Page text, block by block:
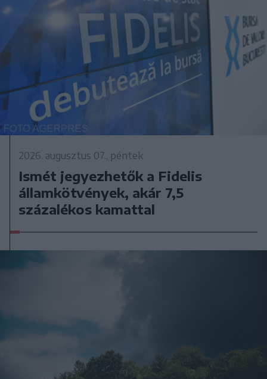
2026. augusztus 07., péntek
Ismét jegyezhetők a Fidelis
államkötvények, akár 7,5
százalékos kamattal